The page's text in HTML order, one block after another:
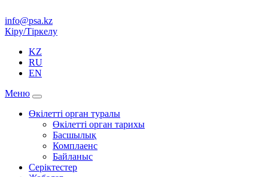
info@psa.kz
Кіру/Тіркелу
KZ
RU
EN
Меню
Өкілетті орган туралы
Өкілетті орган тарихы
Басшылық
Комплаенс
Байланыс
Серіктестер